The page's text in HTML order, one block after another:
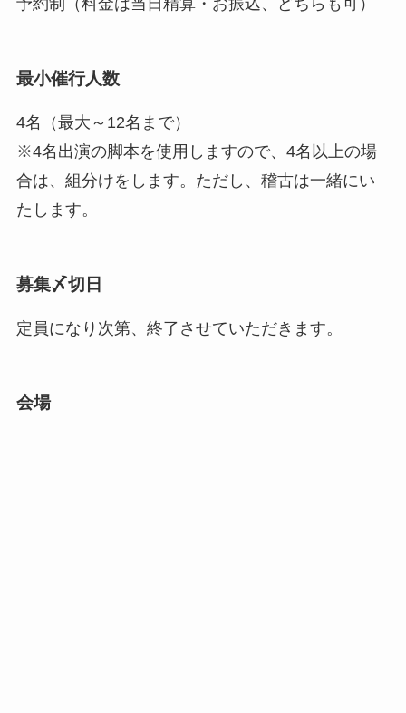
予約制（料金は当日精算・お振込、どちらも可）
最小催行人数
4名（最大～12名まで）
※4名出演の脚本を使用しますので、4名以上の場
合は、組分けをします。ただし、稽古は一緒にい
たします。
募集〆切日
定員になり次第、終了させていただきます。
会場